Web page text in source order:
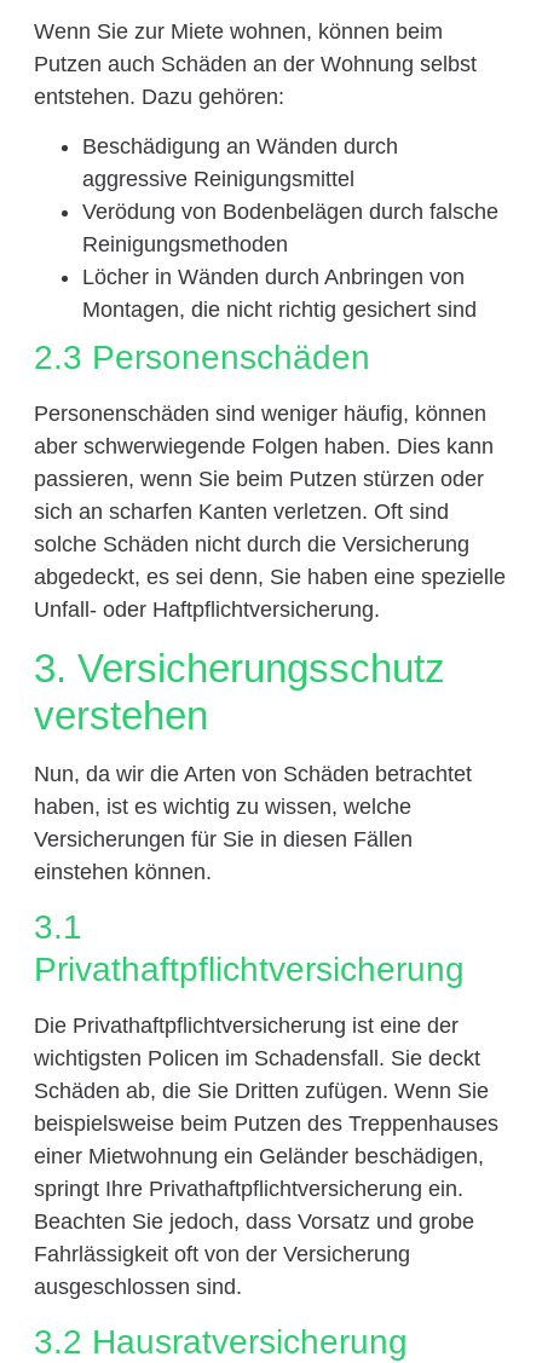
Wenn Sie zur Miete wohnen, können beim
Putzen auch Schäden an der Wohnung selbst
entstehen. Dazu gehören:
Beschädigung an Wänden durch
aggressive Reinigungsmittel
Verödung von Bodenbelägen durch falsche
Reinigungsmethoden
Löcher in Wänden durch Anbringen von
Montagen, die nicht richtig gesichert sind
2.3 Personenschäden
Personenschäden sind weniger häufig, können
aber schwerwiegende Folgen haben. Dies kann
passieren, wenn Sie beim Putzen stürzen oder
sich an scharfen Kanten verletzen. Oft sind
solche Schäden nicht durch die Versicherung
abgedeckt, es sei denn, Sie haben eine spezielle
Unfall- oder Haftpflichtversicherung.
3. Versicherungsschutz
verstehen
Nun, da wir die Arten von Schäden betrachtet
haben, ist es wichtig zu wissen, welche
Versicherungen für Sie in diesen Fällen
einstehen können.
3.1
Privathaftpflichtversicherung
Die Privathaftpflichtversicherung ist eine der
wichtigsten Policen im Schadensfall. Sie deckt
Schäden ab, die Sie Dritten zufügen. Wenn Sie
beispielsweise beim Putzen des Treppenhauses
einer Mietwohnung ein Geländer beschädigen,
springt Ihre Privathaftpflichtversicherung ein.
Beachten Sie jedoch, dass Vorsatz und grobe
Fahrlässigkeit oft von der Versicherung
ausgeschlossen sind.
3.2 Hausratversicherung